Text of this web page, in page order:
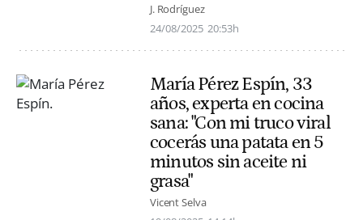
J. Rodríguez
24/08/2025 20:53h
María Pérez Espín, 33
años, experta en cocina
sana: "Con mi truco viral
cocerás una patata en 5
minutos sin aceite ni
grasa"
Vicent Selva